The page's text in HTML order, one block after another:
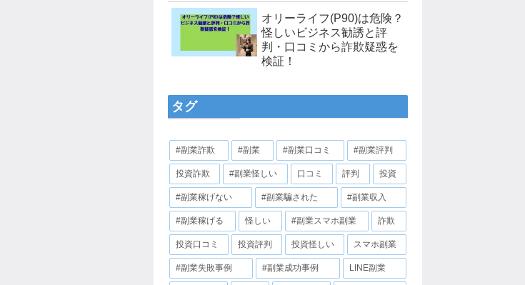
オリーライフ(P90)は危険？
怪しいビジネス勧誘と評
判・口コミから詐欺疑惑を
検証！
タグ
#副業詐欺 #副業 #副業口コミ #副業評判
投資詐欺 #副業怪しい 口コミ 評判 投資
#副業稼げない #副業騙された #副業収入
#副業稼げる 怪しい #副業スマホ副業 詐欺
投資口コミ 投資評判 投資怪しい スマホ副業
#副業失敗事例 #副業成功事例 LINE副業